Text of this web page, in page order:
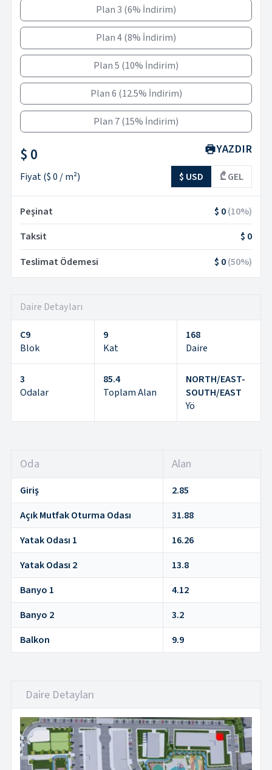
Plan 3 (6% İndirim)
Plan 4(8% İndirim)
Plan 5 (10% İndirim)
Plan 6 ( 12.5% İndirim)
Plan 7(15% İndirim)
$ 0
Fiyat($ 0 / m²)
YAZDIR
$ USD ₾ GEL
Peşinat $ 0(10%)
Taksit
$ 0
Teslimat Ödemesi
$ 0(50%)
Daire Detayları
C9
Blok
9
Kat
168
Daire
3
Odalar
85.4
Toplam Alan
NORTH/EAST-
SOUTH/EAST
Yö
Oda Alan
Giriş
2.85
Açık Mutfak Oturma Odası
31.88
Yatak Odası 1
16.26
Yatak Odası 2
13.8
Banyo 1
4.12
Banyo 2
3.2
Balkon
9.9
Daire Detayları